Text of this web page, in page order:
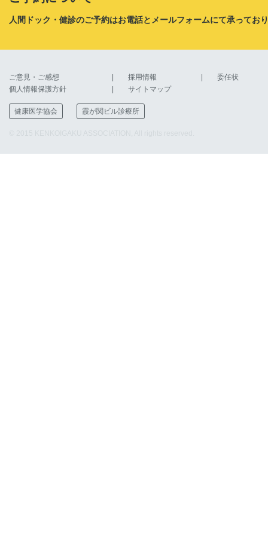
人間ドック・健診のご予約はお電話とメールフォームにて承ってお
ご意見・ご感想 採用情報
委任状
個人情報保護方針
サイトマップ
健康医学協会 霞が関ビル診療所